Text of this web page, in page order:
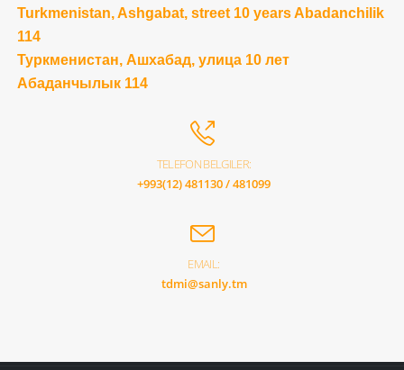
Turkmenistan, Ashgabat, street 10 years Abadanchilik
114
Туркменистан, Ашхабад, улица 10 лет
Абаданчылык 114
TELEFON BELGILER:
+993(12) 481130 / 481099
EMAIL:
tdmi@sanly.tm